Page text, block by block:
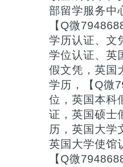
部留学服务中
【Q微
学历认证、文
学位认证、英
假文凭，英国
学历，【Q微
位，英国本科
证，英国硕士
历，英国大学
英国大学使馆
【Q微